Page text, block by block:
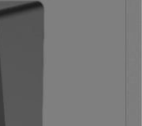
Névtábla:
200 x 116 x 55 mm